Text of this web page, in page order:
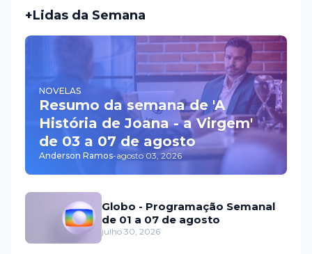
+Lidas da Semana
NOVELAS
Resumo da semana de 'A
História de Joana - a Virgem'
de 03 a 07 de agosto
Anderson Ramos-agosto 03, 2026
Globo - Programação Semanal
de 01 a 07 de agosto
julho 30, 2026